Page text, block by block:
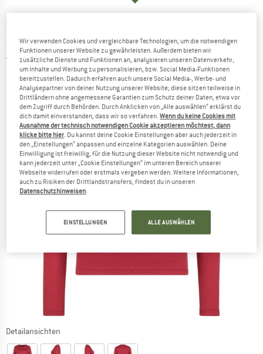
- Merinoshirt
5,0(2)
Detailansichten
Wir verwenden Cookies und vergleichbare Technologien, um die notwendigen
Funktionen unserer Website zu gewährleisten. Außerdem bieten wir
zusätzliche Dienste und Funktionen an, analysieren unseren Datenverkehr,
um Inhalte und Werbung zu personalisieren, bzw. Social Media-Funktionen
bereitzustellen. Dadurch erfahren auch unsere Social Media-, Werbe- und
Analysepartner von deiner Nutzung unserer Website; diese sitzen teilweise in
Drittländern ohne angemessene Garantien zum Schutz deiner Daten, etwa vor
dem Zugriff durch Behörden. Durch Anklicken von „Alle auswählen“ erklärst du
dich damit einverstanden, dass wir so verfahren.Wenn du keine Cookies mit
Ausnahme der technisch notwendigen Cookie akzeptieren möchtest, dann
klicke bitte hier. Du kannst deine Cookie Einstellungen aber auch jederzeit in
den „Einstellungen“ anpassen und einzelne Kategorien auswählen. Deine
Einwilligung ist freiwillig, für die Nutzung dieser Website nicht notwendig und
kann jederzeit unter „Cookie Einstellungen“ im unteren Bereich unserer
Webseite widerrufen oder erstmals vergeben werden. Weitere Informationen,
auch zu Risiken der Drittlandstransfers, findest du in unseren
Datenschutzhinweisen.
EINSTELLUNGEN ALLE AUSWÄHLEN